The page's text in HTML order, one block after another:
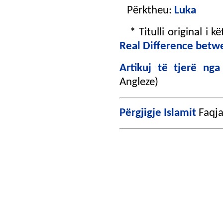
Përktheu: Luka
* Titulli original i
Real Difference
Artikuj të tjerë nga
Angleze)
Përgjigje Islamit